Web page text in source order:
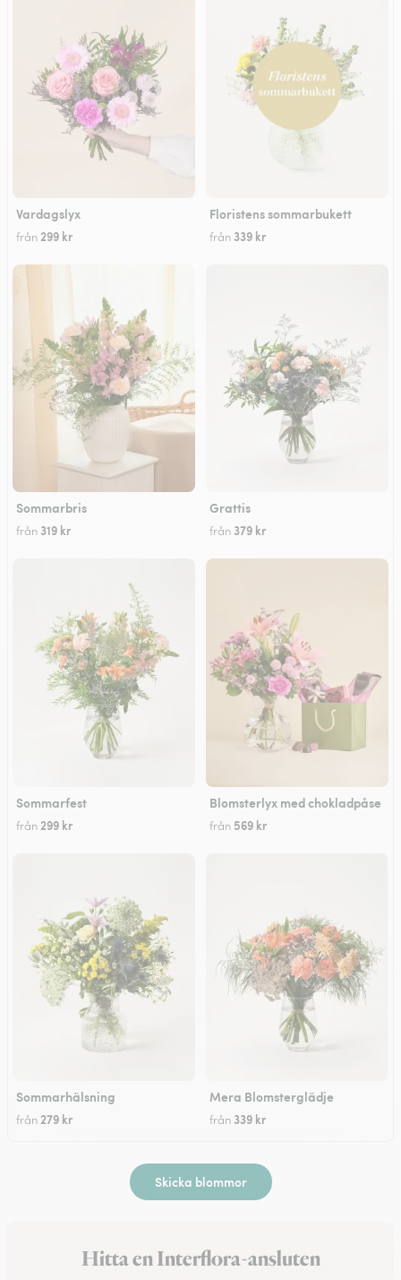
Vardagslyx
från 299 kr
Floristens sommarbukett
från 339 kr
Sommarbris
från 319 kr
Grattis
från 379 kr
Sommarfest
från 299 kr
Blomsterlyx med chokladpåse
från 569 kr
Sommarhälsning
från 279 kr
Mera Blomsterglädje
från 339 kr
Skicka blommor
Hitta en Interflora-ansluten